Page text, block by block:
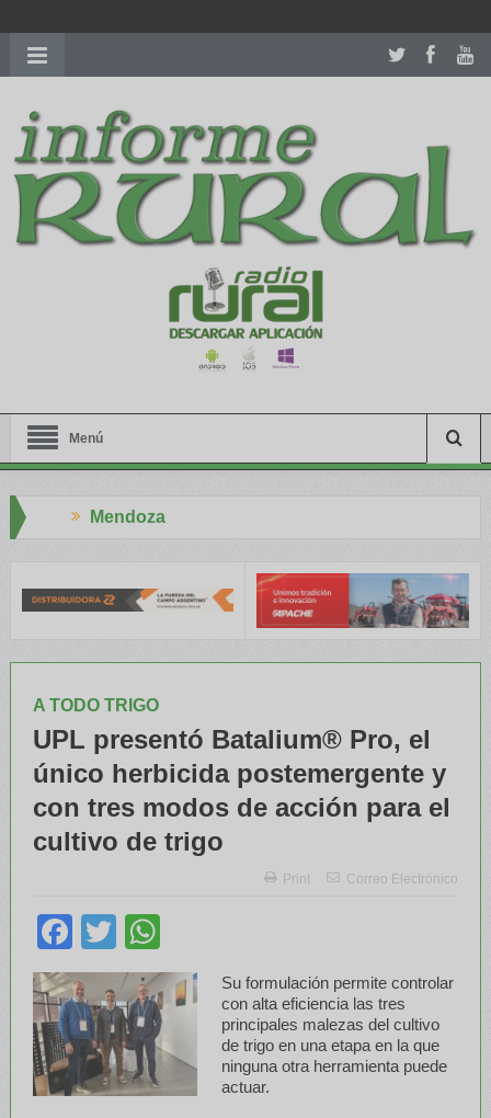
richardmillereplica
women.patekphilippe.tofor sale in usa recognized command with
dining room table ceremony. welcome to our
perfectwatches.is
shop. best youngsexdoll.comwith professional customer
services. 1: 1 design high
https://reallydiamond.com/
Menú
A TODO TRIGO
UPL presentó Batalium® Pro, el
único herbicida postemergente y
con tres modos de acción para el
cultivo de trigo
Print Correo Electrónico
Facebook
Twitter
Su formulación permite controlar
con alta eficiencia las tres
principales malezas del cultivo
de trigo en una etapa en la que
ninguna otra herramienta puede
actuar.